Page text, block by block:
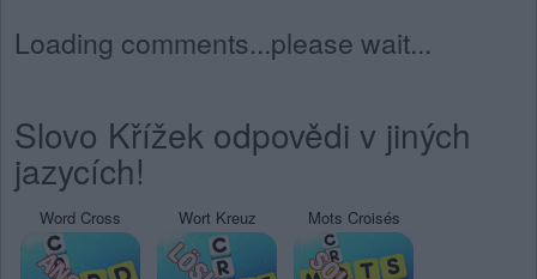
Loading comments...please wait...
Slovo Křížek odpovědi v jiných
jazycích!
Word Cross Wort Kreuz Mots Croisés